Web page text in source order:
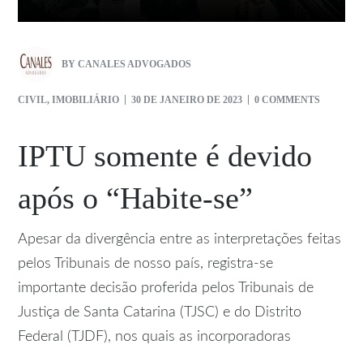
BYCANALES ADVOGADOS
CIVIL,IMOBILIÁRIO 30 DE JANEIRO DE 2023 0 COMMENTS
IPTU somente é devido
após o “Habite-se”
Apesar da divergência entre as interpretações feitas
pelos Tribunais de nosso país, registra-se
importante decisão proferida pelos Tribunais de
Justiça de Santa Catarina (TJSC) e do Distrito
Federal (TJDF), nos quais as incorporadoras